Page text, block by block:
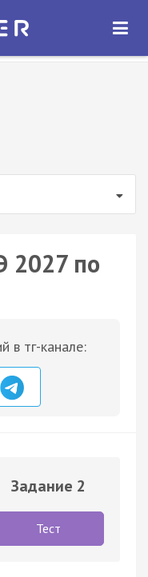
ОТКРЫТЬ
2027 по
в тг-канале:
Задание 2
Тест